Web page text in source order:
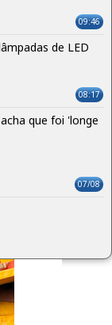
09:46
de LED
08:17
que foi 'longe
07/08